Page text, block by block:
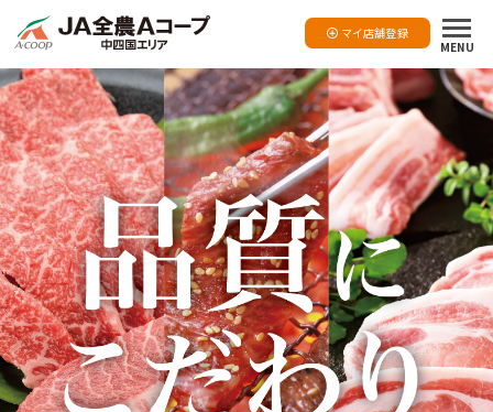
マイ店舗登録
MENU